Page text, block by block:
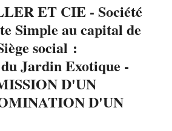
ET CIE - Société
Simple au capital de
social :
Jardin Exotique -
D'UN
D'UN